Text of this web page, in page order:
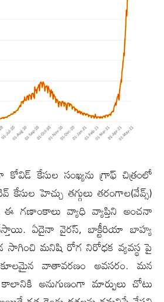
కేసుల సంఖ్యను గ్రాఫ్ చిత్రంలో
కేసుల హెచ్చు తగ్గులు తరంగాల(వేవ్స్‌)
గణాంకాలు వ్యాధి వ్యాప్తిని అంచనా
ఏదైనా వైరస్, బాక్టీరియా బాహ్య
మనిషి రోగ నిరోధక వ్యవస్థ పై
వాతావరణం అవసరం. మన
అనుగుణంగా మార్పులు చోటు